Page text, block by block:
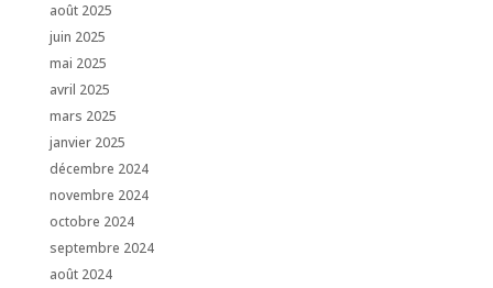
août 2025
juin 2025
mai 2025
avril 2025
mars 2025
janvier 2025
décembre 2024
novembre 2024
octobre 2024
septembre 2024
août 2024